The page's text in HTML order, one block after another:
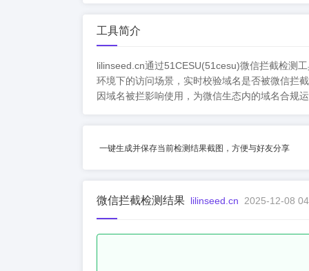
工具简介
lilinseed.cn通过51CESU(51cesu)微信拦截检测
环境下的访问场景，实时校验域名是否被微信拦
因域名被拦影响使用，为微信生态内的域名合规
一键生成并保存当前检测结果截图，方便与好友分享
微信拦截检测结果 lilinseed.cn 2025-12-08